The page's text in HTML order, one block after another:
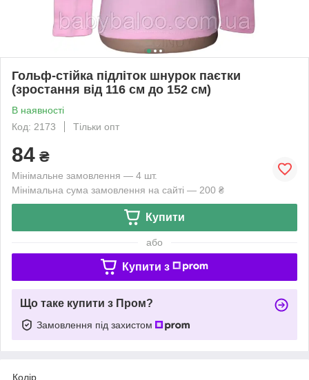
Гольф-стійка підліток шнурок паєтки
(зростання від 116 см до 152 см)
В наявності
Код: 2173
Тільки опт
84 ₴
Мінімальне замовлення — 4 шт.
Мінімальна сума замовлення на сайті — 200 ₴
Купити
або
Купити з
Що таке купити з Пром?
Замовлення під захистом
Колір